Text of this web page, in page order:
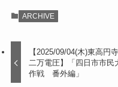
ARCHIVE
【2025/09/04(木)東高円寺
二万電圧】「四日市市民
作戦 番外編」